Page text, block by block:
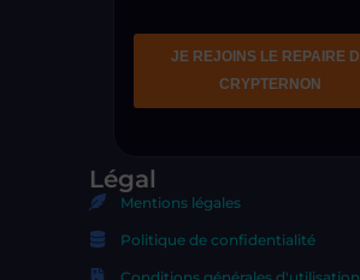
Légal
Mentions légales
Politique de confidentialité